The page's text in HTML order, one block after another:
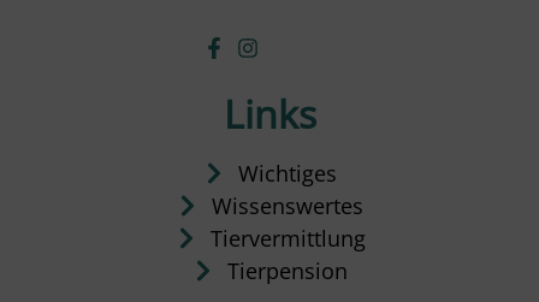
Links
Wichtiges
Wissenswertes
Tiervermittlung
Tierpension